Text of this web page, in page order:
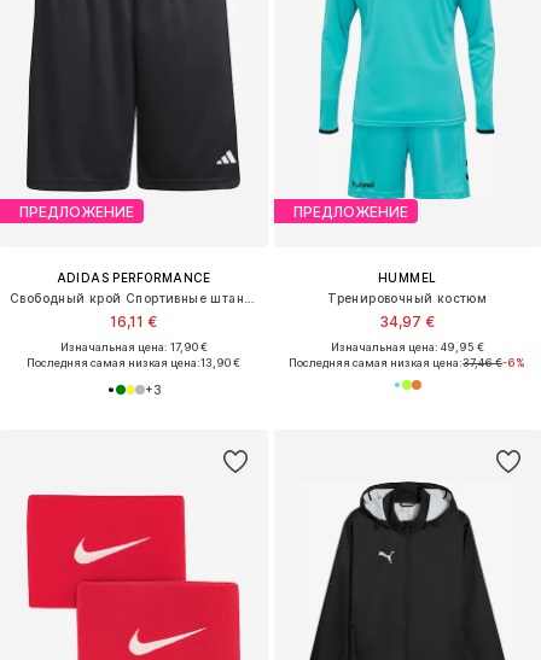
ПРЕДЛОЖЕНИЕ
ADIDAS PERFORMANCE
16,11 €
Изначальная цена: 17,90 €
Последняя самая низкая цена:13,90 €
+3
ПРЕДЛОЖЕНИЕ
HUMMEL
Тренировочный костюм
34,97 €
Изначальная цена: 49,95 €
Последняя самая низкая цена:37,46 €-6%